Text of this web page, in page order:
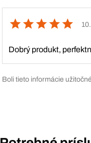
Dobrý produkt,
Boli tieto informácie